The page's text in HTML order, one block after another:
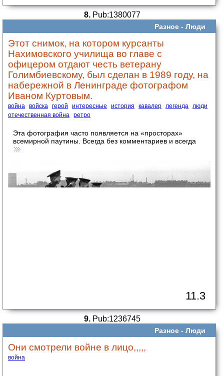
8.Pub:1380077
Разное - Люди
Этот снимок, на котором курсанты
Нахимовского училища во главе с
офицером отдают честь ветерану
Голимбиевскому, был сделан в 1989 году, на
набережной в Ленинграде фотографом
Иваном Куртовым.
война войска герой интересные история кавалер легенда люди
отечественная война ретро
Эта фотография часто появляется на «просторах»
всемирной паутины. Всегда без комментариев и всегда
11.3
9.Pub:1236745
Разное - Люди
Они смотрели войне в лицо,,,,,
война